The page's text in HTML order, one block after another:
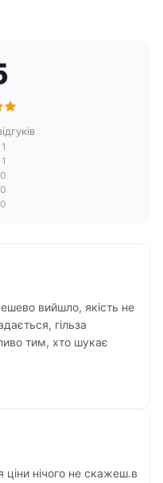
1
1
0
0
0
вийшло, якість не
гільза
тим, хто шукає
нічого не скажеш.в